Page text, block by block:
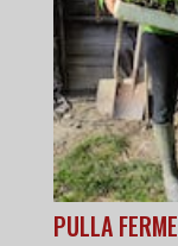
PULLA FERME